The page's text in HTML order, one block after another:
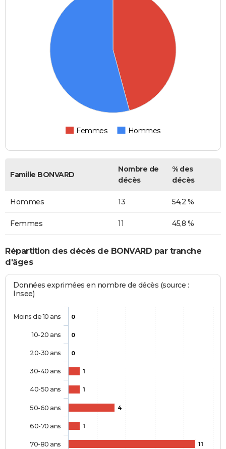
Femmes Hommes
Famille BONVARD
Nombre de
décès
% des
décès
Hommes 13 54,2 %
Femmes 11 45,8 %
Répartition des décès de BONVARD par tranche
d'âges
Données exprimées en nombre de décès (source :
Insee)
0
0
0
1
1
4
1
11
Moins de 10 ans
10-20 ans
20-30 ans
30-40 ans
40-50 ans
50-60 ans
60-70 ans
70-80 ans